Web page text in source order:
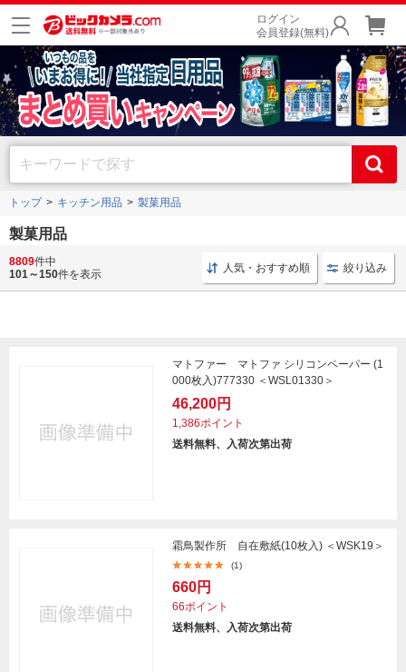
ログイン
会員登録(無料)
トップ キッチン用品 製菓用品
製菓用品
製菓用品 キッチン用品 製菓用型 遠藤商事 ケーキ型
8809件中
101～150件を表示 人気・おすすめ順 絞り込み
マトファー マトファ シリコンペーパー (1
000枚入)777330 ＜WSL01330＞
46,200円
1,386ポイント
送料無料、入荷次第出荷
霜鳥製作所 自在敷紙(10枚入) ＜WSK19＞
(1)
660円
66ポイント
送料無料、入荷次第出荷